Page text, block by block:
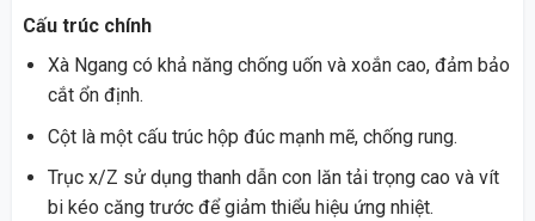
Cấu trúc chính
Xà Ngang có khả năng chống uốn và xoắn cao, đảm bảo
cắt ổn định.
Cột là một cấu trúc hộp đúc mạnh mẽ, chống rung.
Trục x/Z sử dụng thanh dẫn con lăn tải trọng cao và vít
bi kéo căng trước để giảm thiểu hiệu ứng nhiệt.